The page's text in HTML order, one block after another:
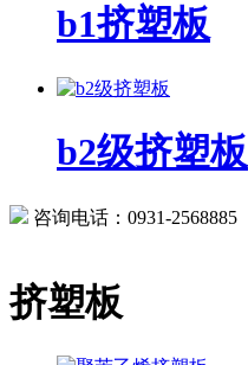
b1挤塑板
b2级挤塑板
咨询电话：0931-2568885
挤塑板